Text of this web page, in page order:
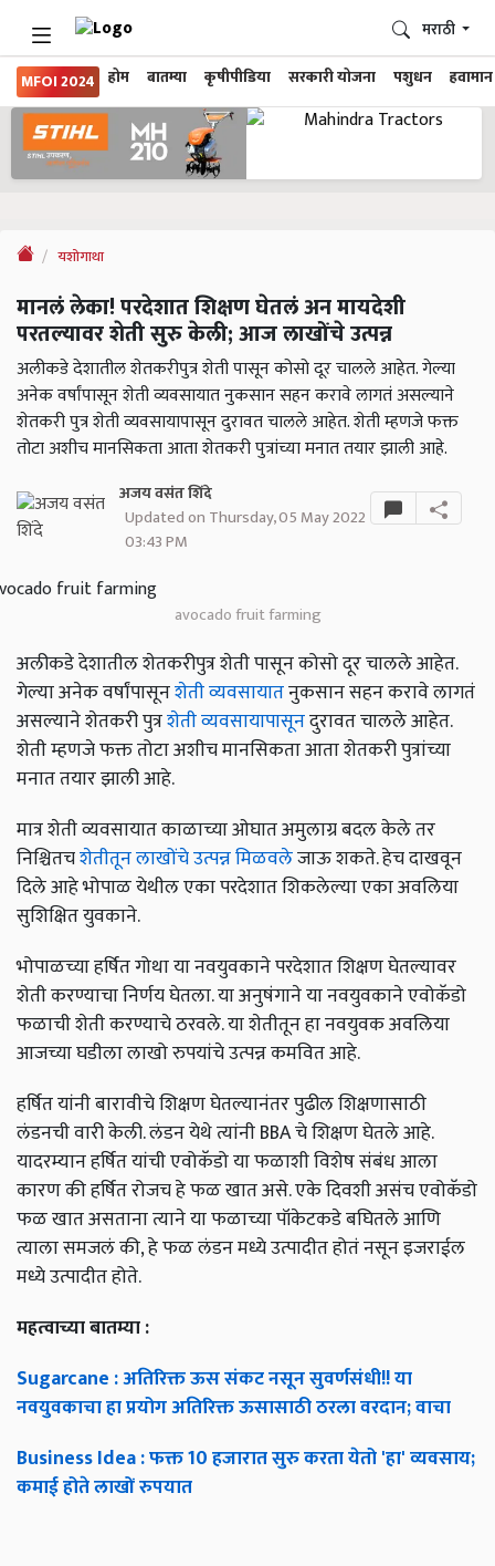
MFOI 2024 होम बातम्या कृषीपीडिया सरकारी योजना पशुधन हवामान
मराठी
यशोगाथा
मानलं लेका! परदेशात शिक्षण घेतलं अन मायदेशी
परतल्यावर शेती सुरु केली; आज लाखोंचे उत्पन्न
अलीकडे देशातील शेतकरीपुत्र शेती पासून कोसो दूर चालले आहेत. गेल्या
अनेक वर्षांपासून शेती व्यवसायात नुकसान सहन करावे लागतं असल्याने
शेतकरी पुत्र शेती व्यवसायापासून दुरावत चालले आहेत. शेती म्हणजे फक्त
तोटा अशीच मानसिकता आता शेतकरी पुत्रांच्या मनात तयार झाली आहे.
अजय वसंत शिंदे
Updated on Thursday, 05 May 2022
03:43 PM
avocado fruit farming
अलीकडे देशातील शेतकरीपुत्र शेती पासून कोसो दूर चालले आहेत.
गेल्या अनेक वर्षांपासूनशेती व्यवसायातनुकसान सहन करावे लागतं
असल्याने शेतकरी पुत्रशेती व्यवसायापासूनदुरावत चालले आहेत.
शेती म्हणजे फक्त तोटा अशीच मानसिकता आता शेतकरी पुत्रांच्या
मनात तयार झाली आहे.
मात्र शेती व्यवसायात काळाच्या ओघात अमुलाग्र बदल केले तर
निश्चितचशेतीतून लाखोंचे उत्पन्न मिळवलेजाऊ शकते. हेच दाखवून
दिले आहे भोपाळ येथील एका परदेशात शिकलेल्या एका अवलिया
सुशिक्षित युवकाने.
भोपाळच्या हर्षित गोथा या नवयुवकाने परदेशात शिक्षण घेतल्यावर
शेती करण्याचा निर्णय घेतला. या अनुषंगाने या नवयुवकाने एवोकॅडो
फळाची शेती करण्याचे ठरवले. या शेतीतून हा नवयुवक अवलिया
आजच्या घडीला लाखो रुपयांचे उत्पन्न कमवित आहे.
हर्षित यांनी बारावीचे शिक्षण घेतल्यानंतर पुढील शिक्षणासाठी
लंडनची वारी केली. लंडन येथे त्यांनी BBA चे शिक्षण घेतले आहे.
यादरम्यान हर्षित यांची एवोकॅडो या फळाशी विशेष संबंध आला
कारण की हर्षित रोजच हे फळ खात असे. एके दिवशी असंच एवोकॅडो
फळ खात असताना त्याने या फळाच्या पॉकेटकडे बघितले आणि
त्याला समजलं की, हे फळ लंडन मध्ये उत्पादीत होतं नसून इजराईल
मध्ये उत्पादीत होते.
महत्वाच्या बातम्या :
Sugarcane : अतिरिक्त ऊस संकट नसून सुवर्णसंधी!! या
नवयुवकाचा हा प्रयोग अतिरिक्त ऊसासाठी ठरला वरदान; वाचा
Business Idea : फक्त 10 हजारात सुरु करता येतो 'हा' व्यवसाय;
कमाई होते लाखों रुपयात